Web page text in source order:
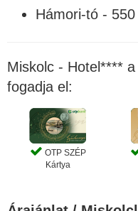
Hámori-tó - 550
Miskolc - Hotel****
fogadja el:
OTP SZÉP
Kártya